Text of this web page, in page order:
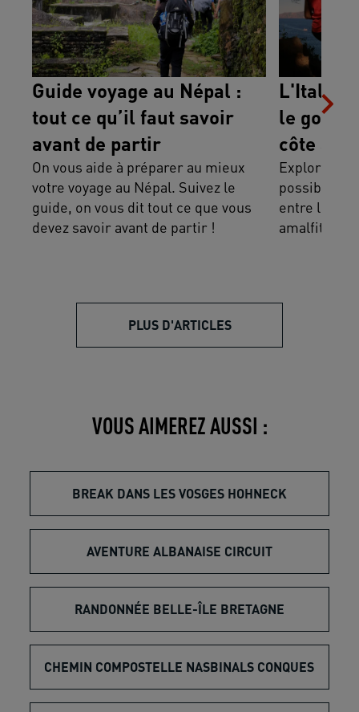
Guide voyage au Népal :
tout ce qu’il faut savoir
avant de partir
On vous aide à préparer au mieux
votre voyage au Népal. Suivez le
guide, on vous dit tout ce que vous
devez savoir avant de partir !
L'Italie
le golfe
côte
Explorer
possible !
entre le
amalfitaine.
PLUS D'ARTICLES
VOUS AIMEREZ AUSSI :
BREAK DANS LES VOSGES HOHNECK
AVENTURE ALBANAISE CIRCUIT
RANDONNÉE BELLE-ÎLE BRETAGNE
CHEMIN COMPOSTELLE NASBINALS CONQUES